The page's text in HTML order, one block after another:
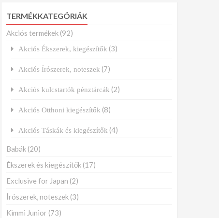
TERMÉKKATEGÓRIÁK
Akciós termékek (92)
Akciós Ékszerek, kiegészítők (3)
Akciós Írószerek, noteszek (7)
Akciós kulcstartók pénztárcák (2)
Akciós Otthoni kiegészítők (8)
Akciós Táskák és kiegészítők (4)
Babák (20)
Ékszerek és kiegészítők (17)
Exclusive for Japan (2)
Írószerek, noteszek (3)
Kimmi Junior (73)